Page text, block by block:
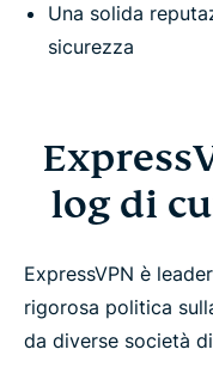
Una solida
sicurezza
log di
ExpressVPN è
rigorosa politica
da diverse società